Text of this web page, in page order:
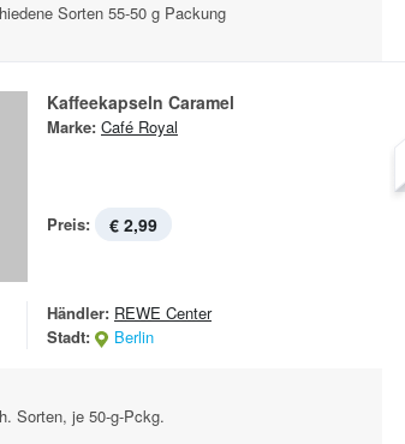
Sorten 55-50 g Packung
Kaffeekapseln Caramel
Marke: Café Royal
Preis: € 2,99
Händler: REWE Center
Stadt:
Berlin
Sorten, je 50-g-Pckg.